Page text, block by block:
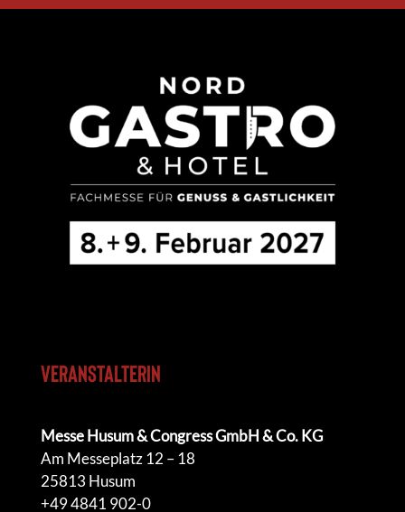
Veranstalterin
Messe Husum & Congress GmbH & Co. KG
Am Messeplatz 12 – 18
25813 Husum
+49 4841 902-0